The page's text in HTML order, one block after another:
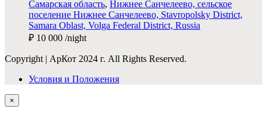
Самарская область, Нижнее Санчелеево, сельское
поселение Нижнее Санчелеево, Stavropolsky District,
Samara Oblast, Volga Federal District, Russia
₽ 10 000 /night
Copyright | АрКот 2024 г. All Rights Reserved.
Условия и Положения
×